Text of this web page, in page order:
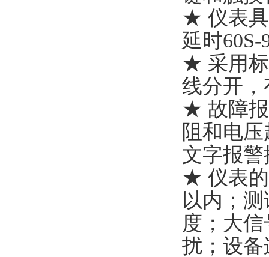
★ 仪表具
延时60S-
★ 采用标
线分开
★ 故障报
阻和电
文字报
★ 仪表的
以内；
度；大
扰；设备